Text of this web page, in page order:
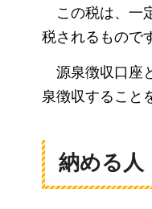
この税は、 一
税されるもので
源泉徴収口座
泉徴収すること
納める人